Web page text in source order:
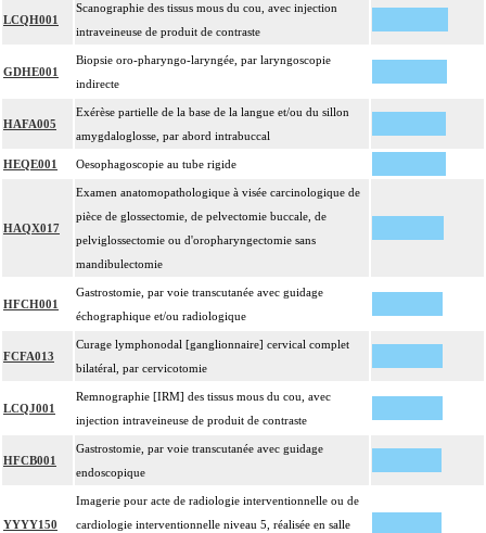
LCQH001
Scanographie des tissus mous du cou, avec injection
intraveineuse de produit de contraste
GDHE001
Biopsie oro-pharyngo-laryngée, par laryngoscopie
indirecte
HAFA005
Exérèse partielle de la base de la langue et/ou du sillon
amygdaloglosse, par abord intrabuccal
HEQE001 Oesophagoscopie au tube rigide
HAQX017
Examen anatomopathologique à visée carcinologique de
pièce de glossectomie, de pelvectomie buccale, de
pelviglossectomie ou d'oropharyngectomie sans
mandibulectomie
HFCH001
Gastrostomie, par voie transcutanée avec guidage
échographique et/ou radiologique
FCFA013
Curage lymphonodal [ganglionnaire] cervical complet
bilatéral, par cervicotomie
LCQJ001
Remnographie [IRM] des tissus mous du cou, avec
injection intraveineuse de produit de contraste
HFCB001
Gastrostomie, par voie transcutanée avec guidage
endoscopique
YYYY150
Imagerie pour acte de radiologie interventionnelle ou de
cardiologie interventionnelle niveau 5, réalisée en salle